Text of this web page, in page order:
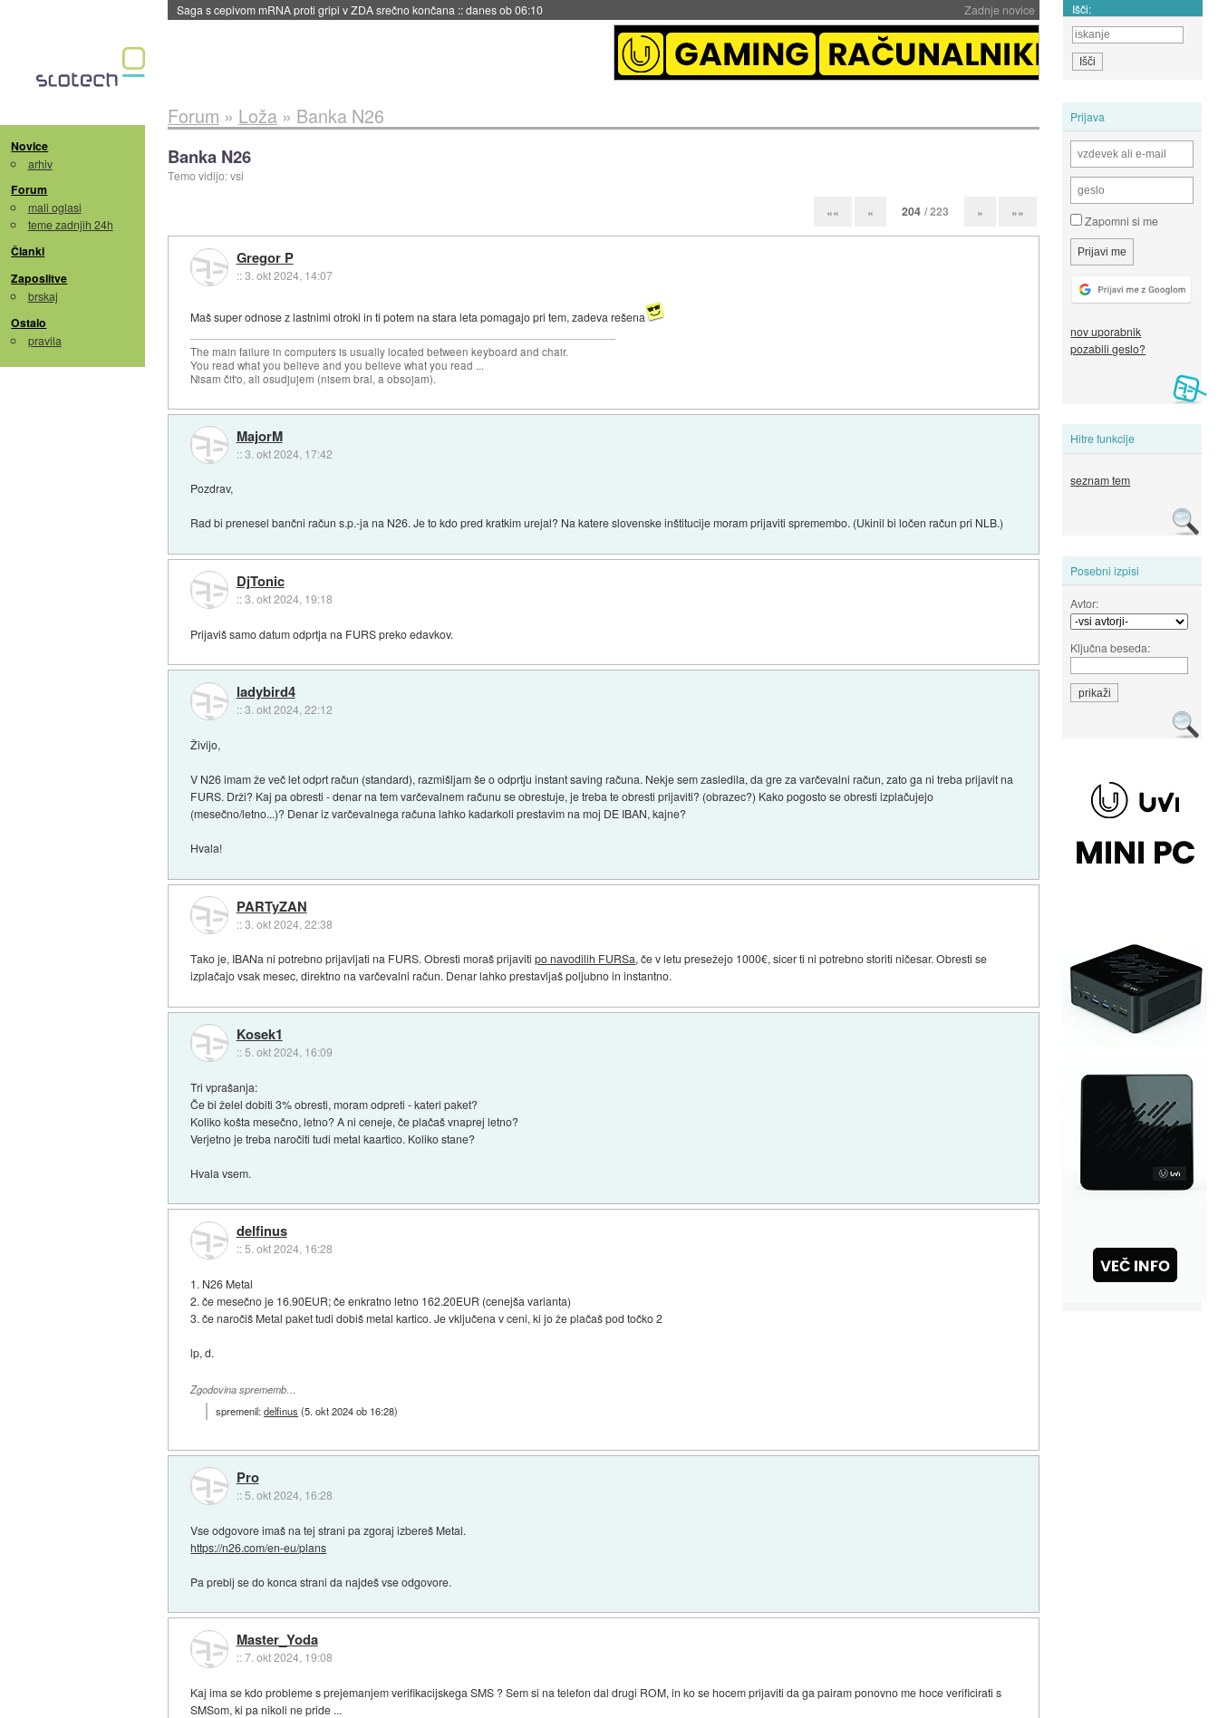
Zadnje novice
Saga s cepivom mRNA proti gripi v ZDA srečno končana ::danes ob 06:10 Išči:
Novice
arhiv
Forum
mali oglasi
teme zadnjih 24h
Članki
Zaposlitve
brskaj
Ostalo
pravila
Prijava
Zapomni si me
nov uporabnik
pozabili geslo?
Hitre funkcije
seznam tem
Posebni izpisi
Avtor:
Ključna beseda:
Forum » Loža» Banka N26
Banka N26
Temo vidijo: vsi
«« « 204 / 223 » »»
Gregor P
::3. okt 2024, 14:07
Maš super odnose z lastnimi otroki in ti potem na stara leta pomagajo pri tem, zadeva rešena
The main failure in computers is usually located between keyboard and chair.
You read what you believe and you believe what you read ...
Nisam čit'o, ali osudjujem (nisem bral, a obsojam).
MajorM
::3. okt 2024, 17:42
Pozdrav,
Rad bi prenesel bančni račun s.p.-ja na N26. Je to kdo pred kratkim urejal? Na katere slovenske inštitucije moram prijaviti spremembo. (Ukinil bi ločen račun pri NLB.)
DjTonic
::3. okt 2024, 19:18
Prijaviš samo datum odprtja na FURS preko edavkov.
ladybird4
::3. okt 2024, 22:12
Živijo,
V N26 imam že več let odprt račun (standard), razmišljam še o odprtju instant saving računa. Nekje sem zasledila, da gre za varčevalni račun, zato ga ni treba prijavit na
FURS. Drži? Kaj pa obresti - denar na tem varčevalnem računu se obrestuje, je treba te obresti prijaviti? (obrazec?) Kako pogosto se obresti izplačujejo
(mesečno/letno...)? Denar iz varčevalnega računa lahko kadarkoli prestavim na moj DE IBAN, kajne?
Hvala!
PARTyZAN
::3. okt 2024, 22:38
Tako je, IBANa ni potrebno prijavljati na FURS. Obresti moraš prijavitipo navodilih FURSa, če v letu presežejo 1000€, sicer ti ni potrebno storiti ničesar. Obresti se
izplačajo vsak mesec, direktno na varčevalni račun. Denar lahko prestavljaš poljubno in instantno.
Kosek1
:: 5. okt 2024, 16:09
Tri vprašanja:
Če bi želel dobiti 3% obresti, moram odpreti - kateri paket?
Koliko košta mesečno, letno? A ni ceneje, če plačaš vnaprej letno?
Verjetno je treba naročiti tudi metal kaartico. Koliko stane?
Hvala vsem.
delfinus
::5. okt 2024, 16:28
1. N26 Metal
2. če mesečno je 16.90EUR; če enkratno letno 162.20EUR (cenejša varianta)
3. če naročiš Metal paket tudi dobiš metal kartico. Je vključena v ceni, ki jo že plačaš pod točko 2
lp, d.
Zgodovina sprememb…
spremenil:delfinus (5. okt 2024 ob 16:28)
Pro
:: 5. okt 2024, 16:28
Vse odgovore imaš na tej strani pa zgoraj izbereš Metal.
https://n26.com/en-eu/plans
Pa prebij se do konca strani da najdeš vse odgovore.
Master_Yoda
::7. okt 2024, 19:08
Kaj ima se kdo probleme s prejemanjem verifikacijskega SMS ? Sem si na telefon dal drugi ROM, in ko se hocem prijaviti da ga pairam ponovno me hoce verificirati s
SMSom, ki pa nikoli ne pride ...